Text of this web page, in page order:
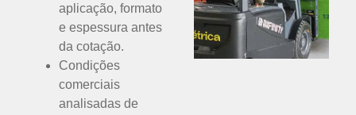
aplicação, formato
e espessura antes
da cotação.
Condições
comerciais
analisadas de